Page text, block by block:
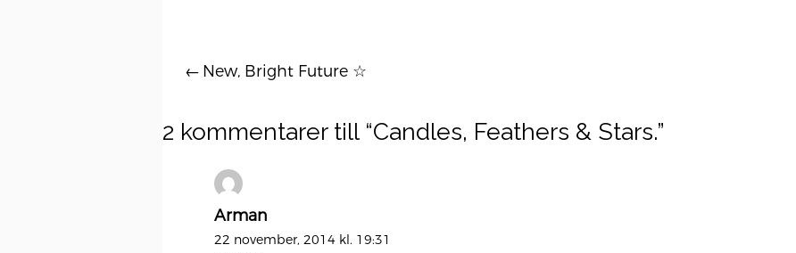
Inläggsnavigering
New, Bright Future ☆
2 kommentarer till “Candles, Feathers & Stars.”
Arman
22 november, 2014 kl. 19:31